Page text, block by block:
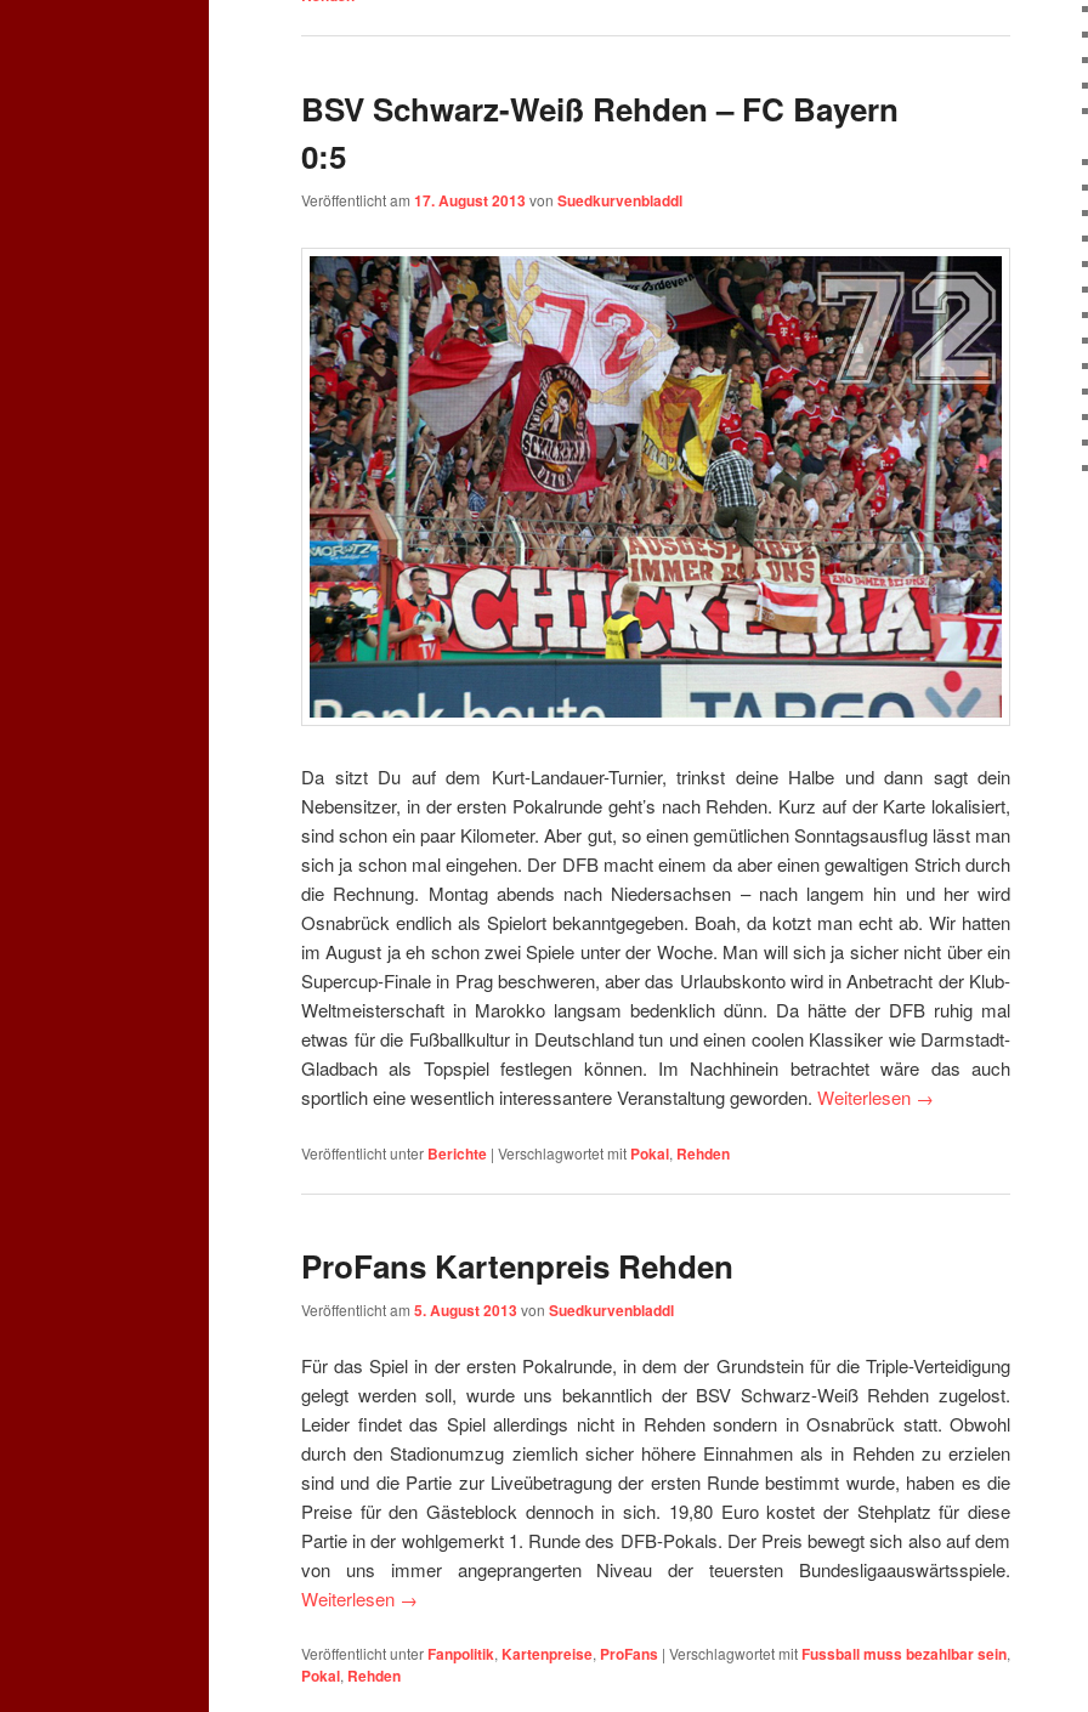
BSV Schwarz-Weiß Rehden – FC Bayern
0:5
Veröffentlicht am 17. August 2013von Suedkurvenbladdl
Da sitzt Du auf dem Kurt-Landauer-Turnier, trinkst deine Halbe und dann sagt dein
Nebensitzer, in der ersten Pokalrunde geht’s nach Rehden. Kurz auf der Karte lokalisiert,
sind schon ein paar Kilometer. Aber gut, so einen gemütlichen Sonntagsausflug lässt man
sich ja schon mal eingehen. Der DFB macht einem da aber einen gewaltigen Strich durch
die Rechnung. Montag abends nach Niedersachsen – nach langem hin und her wird
Osnabrück endlich als Spielort bekanntgegeben. Boah, da kotzt man echt ab. Wir hatten
im August ja eh schon zwei Spiele unter der Woche. Man will sich ja sicher nicht über ein
Supercup-Finale in Prag beschweren, aber das Urlaubskonto wird in Anbetracht der Klub-
Weltmeisterschaft in Marokko langsam bedenklich dünn. Da hätte der DFB ruhig mal
etwas für die Fußballkultur in Deutschland tun und einen coolen Klassiker wie Darmstadt-
Gladbach als Topspiel festlegen können. Im Nachhinein betrachtet wäre das auch
sportlich eine wesentlich interessantere Veranstaltung geworden. Weiterlesen →
Veröffentlicht unter Berichte | Verschlagwortet mit Pokal, Rehden
ProFans Kartenpreis Rehden
Veröffentlicht am 5. August 2013von Suedkurvenbladdl
Für das Spiel in der ersten Pokalrunde, in dem der Grundstein für die Triple-Verteidigung
gelegt werden soll, wurde uns bekanntlich der BSV Schwarz-Weiß Rehden zugelost.
Leider findet das Spiel allerdings nicht in Rehden sondern in Osnabrück statt. Obwohl
durch den Stadionumzug ziemlich sicher höhere Einnahmen als in Rehden zu erzielen
sind und die Partie zur Liveübetragung der ersten Runde bestimmt wurde, haben es die
Preise für den Gästeblock dennoch in sich. 19,80 Euro kostet der Stehplatz für diese
Partie in der wohlgemerkt 1. Runde des DFB-Pokals. Der Preis bewegt sich also auf dem
von uns immer angeprangerten Niveau der teuersten Bundesligaauswärtsspiele.
Weiterlesen →
Veröffentlicht unter Fanpolitik, Kartenpreise, ProFans | Verschlagwortet mit Fussball muss bezahlbar sein,
Pokal, Rehden